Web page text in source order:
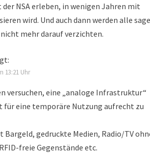
NSA erleben, in wenigen Jahren mit
wird. Und auch dann werden alle
mehr darauf verzichten.
13:21 Uhr
versuchen, eine „analoge Infrastruktur“
für eine temporäre Nutzung aufrecht zu
Bargeld, gedruckte Medien, Radio/TV
freie Gegenstände etc.